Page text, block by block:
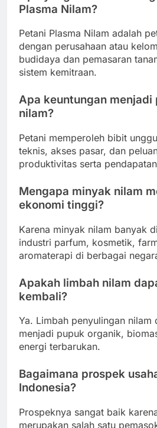
Plasma Nilam?
Petani Plasma Nilam adalah
dengan perusahaan atau
budidaya dan pemasaran
sistem kemitraan.
Apa keuntungan menjadi
nilam?
Petani memperoleh bibit
teknis, akses pasar, dan
produktivitas serta
Mengapa minyak nilam
ekonomi tinggi?
Karena minyak nilam banyak
industri parfum, kosmetik,
aromaterapi di berbagai
Apakah limbah nilam
kembali?
Ya. Limbah penyulingan nilam
menjadi pupuk organik,
energi terbarukan.
Bagaimana prospek
Indonesia?
Prospeknya sangat baik
merupakan salah satu